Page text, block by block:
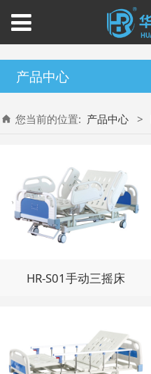
产品中心
您当前的位置: 产品中心 >
HR-S01手动三摇床